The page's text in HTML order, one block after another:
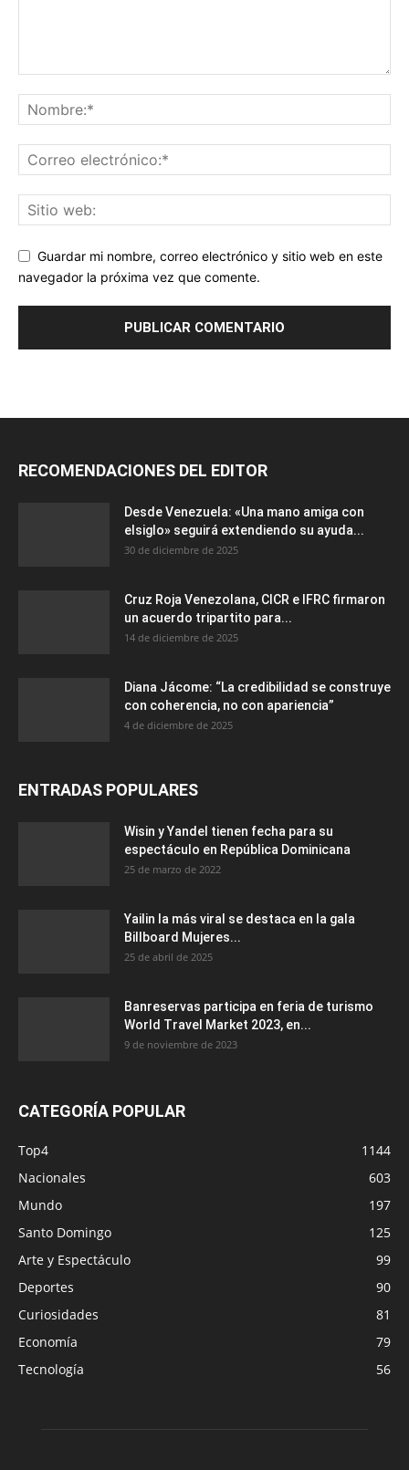
Guardar mi nombre, correo electrónico y sitio web en este
navegador la próxima vez que comente.
RECOMENDACIONES DEL EDITOR
Desde Venezuela: «Una mano amiga con
elsiglo» seguirá extendiendo su ayuda...
30 de diciembre de 2025
Cruz Roja Venezolana, CICR e IFRC firmaron
un acuerdo tripartito para...
14 de diciembre de 2025
Diana Jácome: “La credibilidad se construye
con coherencia, no con apariencia”
4 de diciembre de 2025
ENTRADAS POPULARES
Wisin y Yandel tienen fecha para su
espectáculo en República Dominicana
25 de marzo de 2022
Yailin la más viral se destaca en la gala
Billboard Mujeres...
25 de abril de 2025
Banreservas participa en feria de turismo
World Travel Market 2023, en...
9 de noviembre de 2023
CATEGORÍA POPULAR
Top4
1144
Nacionales
603
Mundo
197
Santo Domingo
125
Arte y Espectáculo
99
Deportes
90
Curiosidades
81
Economía
79
Tecnología
56